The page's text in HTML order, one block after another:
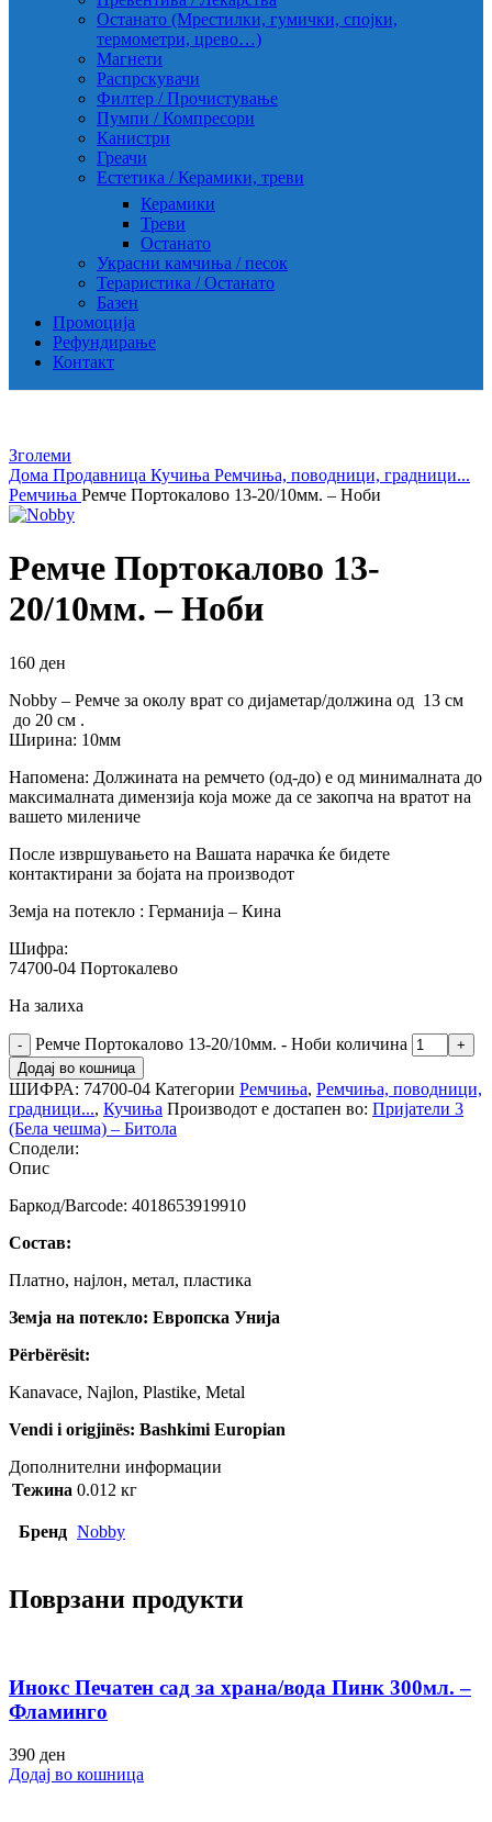
Останато (Мрестилки, гумички, спојки,
термометри, црево…)
Магнети
Распрскувачи
Филтер / Прочистување
Пумпи / Компресори
Канистри
Греачи
Естетика / Керамики, треви
Керамики
Треви
Останато
Украсни камчиња / песок
Тераристика / Останато
Базен
Промоција
Рефундирање
Контакт
Зголеми
Дома Продавница Кучиња Ремчиња, поводници, градници...
Ремчиња Ремче Портокалово 13-20/10мм. – Ноби
Ремче Портокалово 13-
20/10мм. – Ноби
160 ден
Nobby – Ремче за околу врат со дијаметар/должина од 13 см
до 20 см .
Ширина: 10мм
Напомена: Должината на ремчето (од-до) е од минималната до
максималната димензија која може да се закопча на вратот на
вашето милениче
После извршувањето на Вашата нарачка ќе бидете
контактирани за бојата на производот
Земја на потекло : Германија – Кина
Шифра:
74700-04 Портокалево
На залиха
Ремче Портокалово 13-20/10мм. - Ноби количина
Додај во кошница
ШИФРА: 74700-04 Категории Ремчиња, Ремчиња, поводници,
градници..., Кучиња Производот е достапен во: Пријатели 3
(Бела чешма) – Битола
Сподели:
Опис
Баркод/Barcode: 4018653919910
Состав:
Платно, најлон, метал, пластика
Земја на потекло: Европска Унија
Përbërësit:
Kanavace, Najlon, Plastike, Metal
Vendi i origjinës: Bashkimi Europian
Дополнителни информации
Тежина 0.012 кг
Бренд Nobby
Поврзани продукти
Инокс Печатен сад за храна/вода Пинк 300мл. –
Фламинго
390 ден
Додај во кошница